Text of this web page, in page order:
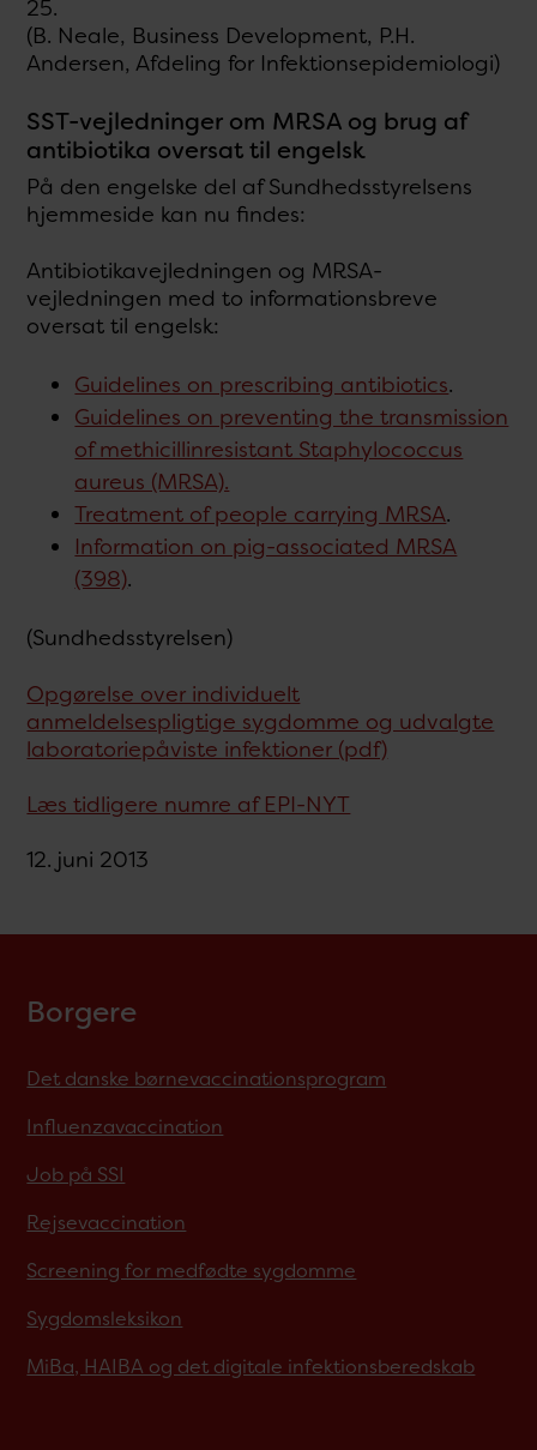
25.
(B. Neale, Business Development, P.H.
Andersen, Afdeling for Infektionsepidemiologi)
SST-vejledninger om MRSA og brug af
antibiotika oversat til engelsk
På den engelske del af Sundhedsstyrelsens
hjemmeside kan nu findes:
Antibiotikavejledningen og MRSA-
vejledningen med to informationsbreve
oversat til engelsk:
Guidelines on prescribing antibiotics.
Guidelines on preventing the transmission
of methicillinresistant Staphylococcus
aureus (MRSA).
Treatment of people carrying MRSA.
Information on pig-associated MRSA
(398).
(Sundhedsstyrelsen)
Opgørelse over individuelt
anmeldelsespligtige sygdomme og udvalgte
laboratoriepåviste infektioner (pdf)
Læs tidligere numre af EPI-NYT
12. juni 2013
Borgere
Det danske børnevaccinationsprogram
Influenzavaccination
Job på SSI
Rejsevaccination
Screening for medfødte sygdomme
Sygdomsleksikon
MiBa, HAIBA og det digitale infektionsberedskab